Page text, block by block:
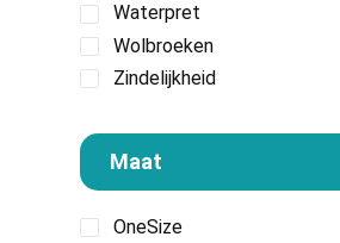
Waterpret
Wolbroeken
Zindelijkheid
Maat
OneSize